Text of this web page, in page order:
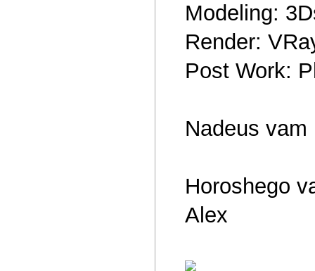
Modeling:
Render:
Post Work:
Nadeus
Horoshego
Alex